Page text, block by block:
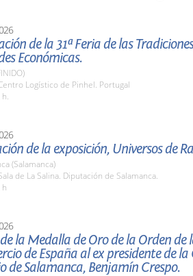
de la 31ª Feria de las
Económicas.
Logístico de Pinhel. Portugal
de la exposición, Universos de
(Salamanca)
de La Salina. Diputación de Salamanca.
la Medalla de Oro de la Orden de
de España al ex presidente de
de Salamanca, Benjamín Crespo.